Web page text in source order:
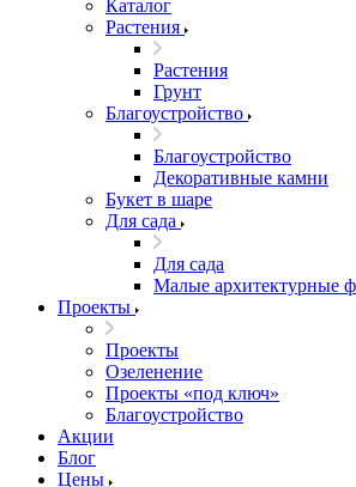
Каталог
Растения
Растения
Грунт
Благоустройство
Благоустройство
Декоративные камни
Букет в шаре
Для сада
Для сада
Малые архитектурные
Проекты
Проекты
Озеленение
Проекты «под ключ»
Благоустройство
Акции
Блог
Цены